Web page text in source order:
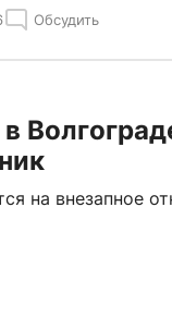
Обсудить
на внезапное